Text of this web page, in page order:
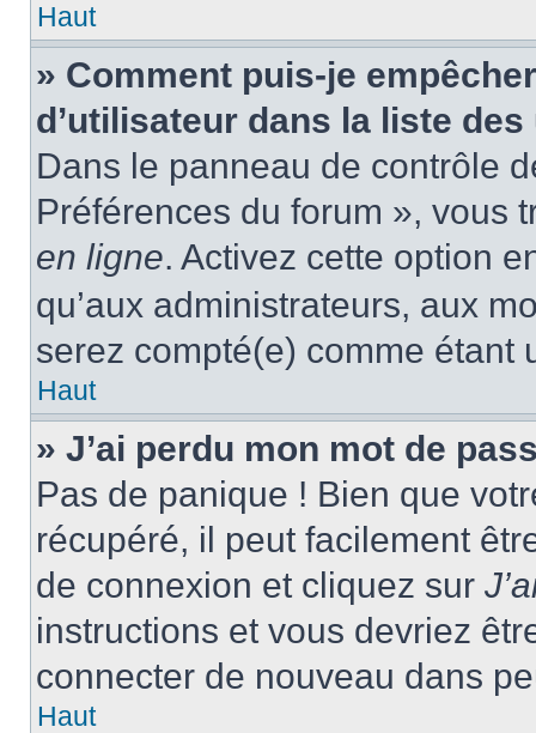
Haut
» Comment puis-je
d’utilisateur dans la liste
Dans le panneau de contrôle
Préférences du forum », vous
en ligne. Activez cette option
qu’aux administrateurs, aux
serez compté(e) comme étant
Haut
» J’ai perdu mon mot de
Pas de panique ! Bien que
récupéré, il peut facilement
de connexion et cliquez sur
instructions et vous devriez
connecter de nouveau dans
Haut